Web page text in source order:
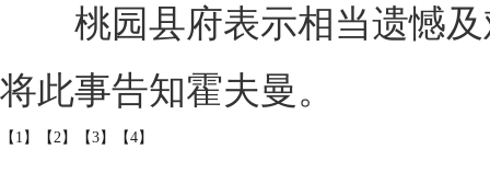
桃园县府表示相当遗憾及
将此事告知霍夫曼。
【1】 【2】 【3】 【4】